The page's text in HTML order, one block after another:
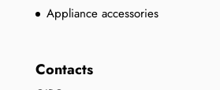
Appliance accessories
Contacts